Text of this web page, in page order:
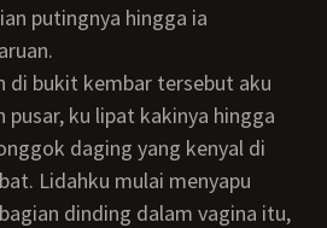
putingnya hingga ia
pusar, ku lipat kakinya hingga
daging yang kenyal di
Lidahku mulai menyapu
dinding dalam vagina itu,